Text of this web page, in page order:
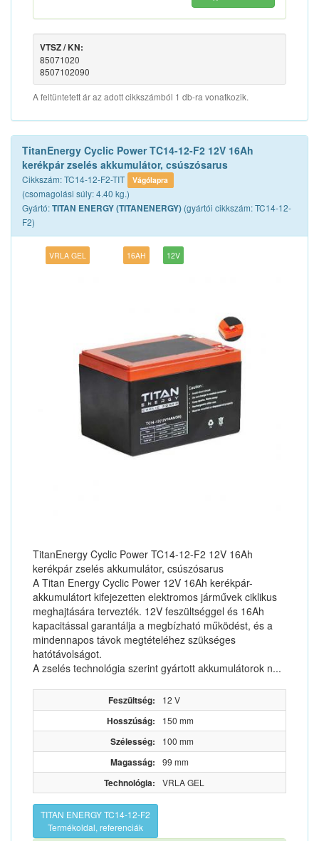
VTSZ / KN:
85071020
8507102090
A feltüntetett ár az adott cikkszámból 1 db-ra vonatkozik.
TitanEnergy Cyclic Power TC14-12-F2 12V 16Ah
kerékpár zselés akkumulátor, csúszósarus
Cikkszám: TC14-12-F2-TIT Vágólapra
(csomagolási súly: 4.40 kg.)
Gyártó:TITAN ENERGY (TITANENERGY) (gyártói cikkszám: TC14-12-
F2)
VRLA GEL 16AH 12V
TitanEnergy Cyclic Power TC14-12-F2 12V 16Ah
kerékpár zselés akkumulátor, csúszósarus
A Titan Energy Cyclic Power 12V 16Ah kerékpár-
akkumulátort kifejezetten elektromos járművek ciklikus
meghajtására tervezték. 12V feszültséggel és 16Ah
kapacitással garantálja a megbízható működést, és a
mindennapos távok megtételéhez szükséges
hatótávolságot.
A zselés technológia szerint gyártott akkumulátorok n...
Feszültség: 12 V
Hosszúság: 150 mm
Szélesség: 100 mm
Magasság: 99 mm
Technológia: VRLA GEL
TITAN ENERGY TC14-12-F2
Termékoldal, referenciák